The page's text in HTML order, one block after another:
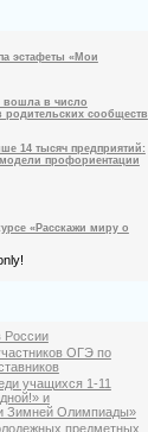
эстафеты «Мои
в число
родительских сообществ
14 тысяч предприятий:
профориентации
«Расскажи миру о
России
ОГЭ по
учащихся 1-11
и
Зимней Олимпиады»
предметных